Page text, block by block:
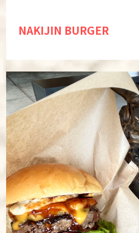
NAKIJIN BURGER